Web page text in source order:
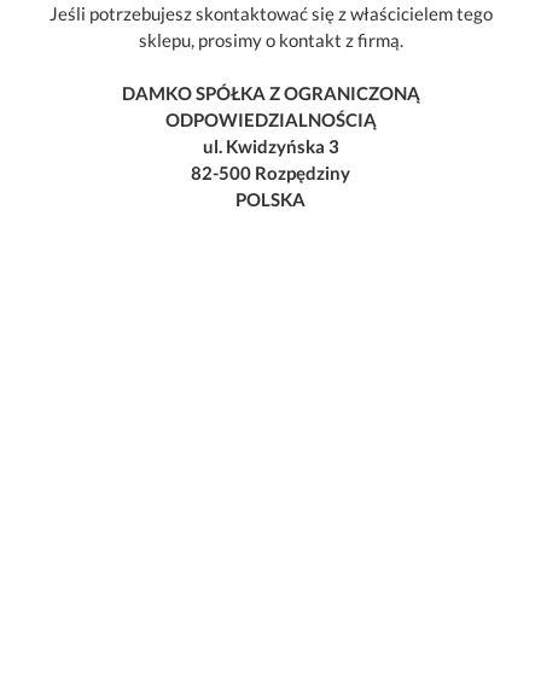
Jeśli potrzebujesz skontaktować się z właścicielem tego
sklepu, prosimy o kontakt z firmą.
DAMKO SPÓŁKA Z OGRANICZONĄ
ODPOWIEDZIALNOŚCIĄ
ul. Kwidzyńska 3
82-500 Rozpędziny
POLSKA